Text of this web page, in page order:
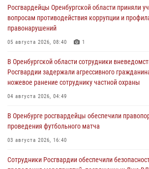
Росгвардейцы Оренбургской области приняли
вопросам противодействия коррупции и
правонарушений
05 августа 2026, 08:40 1
В Оренбургской области сотрудники
Росгвардии задержали агрессивного
ножевое ранение сотруднику частной охраны
04 августа 2026, 04:49
В Оренбурге росгвардейцы обеспечили
проведения футбольного матча
03 августа 2026, 16:40
Сотрудники Росгвардии обеспечили